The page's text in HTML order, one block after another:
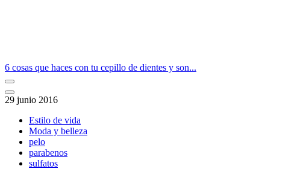
6 cosas que haces con tu cepillo de dientes y son...
29 junio 2016
Estilo de vida
Moda y belleza
pelo
parabenos
sulfatos